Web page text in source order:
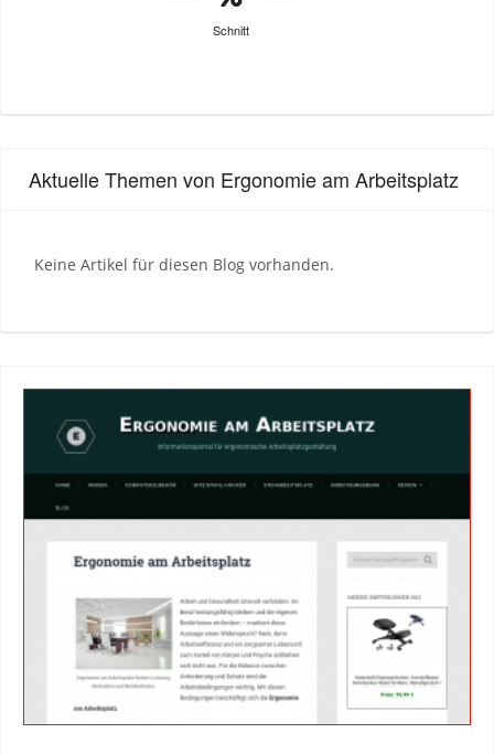
Schnitt
Aktuelle Themen von Ergonomie am Arbeitsplatz
Keine Artikel für diesen Blog vorhanden.